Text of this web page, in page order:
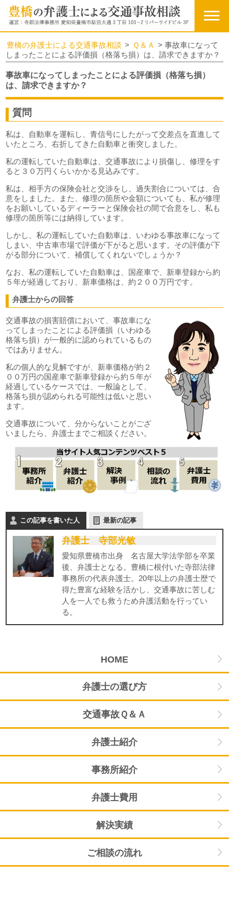
豊橋の弁護士による交通事故相談 > Ｑ＆Ａ >事故車になって
しまったことによる評価損（格落ち損）は、請求できますか？
事故車になってしまったことによる評価損（格落ち損）
は、請求できますか？
質問
私は、自動車を運転し、青信号にしたがって交差点を直進して
いたところ、右折してきた自動車と衝突しました。
私の運転していた自動車は、交通事故により損傷し、修理をす
ると３０万円くらいかかる見込みです。
私は、相手方の保険会社と交渉をし、過失割合については、合
意をしました。また、修理の箇所や金額についても、私が修理
をお願いしているディーラーと保険会社の間で合意をし、私も
修理の箇所等には納得しています。
しかし、私の運転していた自動車は、いわゆる事故車になって
しまい、中古車市場で評価が下がると思います。その評価が下
がる部分について、補償してくれないでしょうか？
なお、私の運転していた自動車は、国産車で、新車登録から約
５年が経過しており、新車価格は、約２００万円です。
弁護士からの回答
交通事故の損害賠償において、事故車にな
ってしまったことによる評価損（いわゆる
格落ち損）が一般的に認められているもの
ではありません。
私の個人的な見解ですが、新車価格が約２
００万円の国産車で新車登録から約５年が
経過しているケースでは、一般論として、
格落ち損が認められる可能性は低いと思い
ます。
交通事故について、分からないことがござ
いましたら、弁護士までご相談ください。
この記事を書いた人 最新の記事
弁護士 寺部光敏
愛知県豊橋市出身 名古屋大学法学部を卒業
後、弁護士となる。豊橋に根付いた寺部法律
事務所の代表弁護士。20年以上の弁護士歴で
得た豊富な経験を活かし、交通事故に苦しむ
人を一人でも救うため弁護活動を行ってい
る。
HOME
弁護士の選び方
交通事故Ｑ＆Ａ
弁護士紹介
事務所紹介
弁護士費用
解決実績
ご相談の流れ